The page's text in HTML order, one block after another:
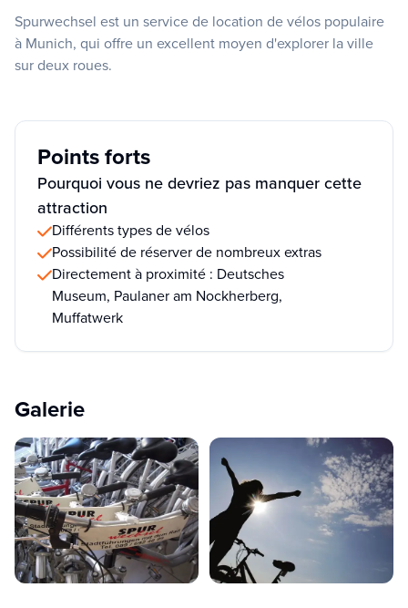
Spurwechsel est un service de location de vélos populaire
à Munich, qui offre un excellent moyen d'explorer la ville
sur deux roues.
Points forts
Pourquoi vous ne devriez pas manquer cette
attraction
Différents types de vélos
Possibilité de réserver de nombreux extras
Directement à proximité : Deutsches
Museum, Paulaner am Nockherberg,
Muffatwerk
Galerie